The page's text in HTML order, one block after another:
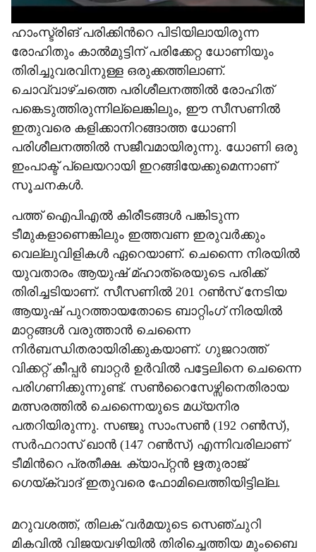
ഹാംസ്ട്രിങ് പരിക്കിന്‍റെ പിടിയിലായിരുന്ന
രോഹിതും കാൽമുട്ടിന് പരിക്കേറ്റ ധോണിയും
തിരിച്ചുവരവിനുള്ള ഒരുക്കത്തിലാണ്.
ചൊവ്വാഴ്ചത്തെ പരിശീലനത്തിൽ രോഹിത്
പങ്കെടുത്തിരുന്നില്ലെങ്കിലും, ഈ സീസണിൽ
ഇതുവരെ കളിക്കാനിറങ്ങാത്ത ധോണി
പരിശീലനത്തിൽ സജീവമായിരുന്നു. ധോണി ഒരു
ഇംപാക്ട് പ്ലെയറായി ഇറങ്ങിയേക്കുമെന്നാണ്
സൂചനകൾ.
പത്ത് ഐപിഎൽ കിരീടങ്ങൾ പങ്കിടുന്ന
ടീമുകളാണെങ്കിലും ഇത്തവണ ഇരുവർക്കും
വെല്ലുവിളികൾ ഏറെയാണ്. ചെന്നൈ നിരയിൽ
യുവതാരം ആയുഷ് മ്ഹാത്രെയുടെ പരിക്ക്
തിരിച്ചടിയാണ്. സീസണിൽ 201 റൺസ് നേടിയ
ആയുഷ് പുറത്തായതോടെ ബാറ്റിംഗ് നിരയിൽ
മാറ്റങ്ങൾ വരുത്താൻ ചെന്നൈ
നിർബന്ധിതരായിരിക്കുകയാണ്. ഗുജറാത്ത്
വിക്കറ്റ് കീപ്പർ ബാറ്റർ ഉർവിൽ പട്ടേലിനെ ചെന്നൈ
പരിഗണിക്കുന്നുണ്ട്. സൺറൈസേഴ്സിനെതിരായ
മത്സരത്തിൽ ചെന്നൈയുടെ മധ്യനിര
പതറിയിരുന്നു. സഞ്ജു സാംസൺ (192 റൺസ്),
സർഫറാസ് ഖാൻ (147 റൺസ്) എന്നിവരിലാണ്
ടീമിന്‍റെ പ്രതീക്ഷ. ക്യാപ്റ്റൻ ഋതുരാജ്
ഗെയ്ക്‌വാദ് ഇതുവരെ ഫോമിലെത്തിയിട്ടില്ല.
മറുവശത്ത്, തിലക് വർമയുടെ സെഞ്ചുറി
മികവിൽ വിജയവഴിയിൽ തിരിച്ചെത്തിയ മുംബൈ